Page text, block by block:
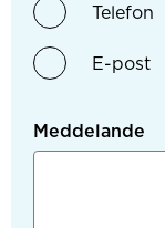
Telefon
E-post
Meddelande